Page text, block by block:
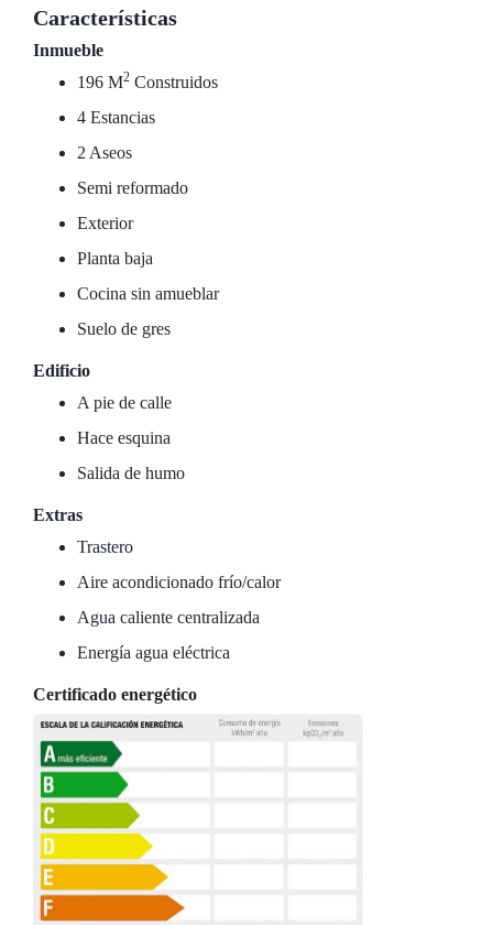
Características
Inmueble
196 M2 Construidos
4 Estancias
2 Aseos
Semi reformado
Exterior
Planta baja
Cocina sin amueblar
Suelo de gres
Edificio
A pie de calle
Hace esquina
Salida de humo
Extras
Trastero
Aire acondicionado frío/calor
Agua caliente centralizada
Energía agua eléctrica
Certificado energético